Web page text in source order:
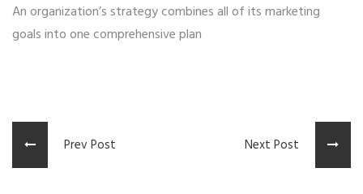
An organization’s strategy combines all of its marketing
goals into one comprehensive plan
Prev Post Next Post